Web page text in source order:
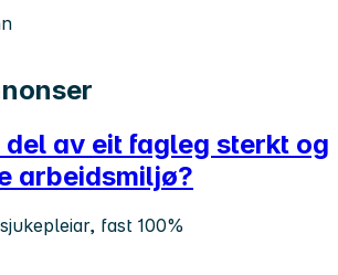
av eit fagleg sterkt og
arbeidsmiljø?
fast 100%